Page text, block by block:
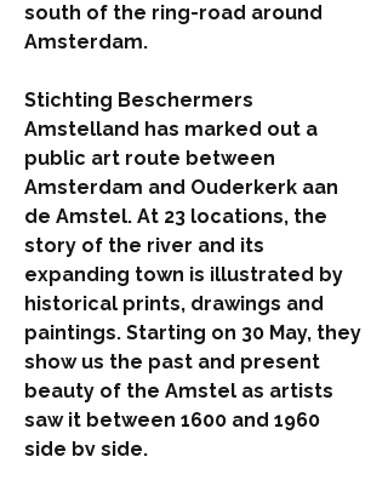
south of the ring-road around
Amsterdam.
Stichting Beschermers
Amstelland has marked out a
public art route between
Amsterdam and Ouderkerk aan
de Amstel. At 23 locations, the
story of the river and its
expanding town is illustrated by
historical prints, drawings and
paintings. Starting on 30 May, they
show us the past and present
beauty of the Amstel as artists
saw it between 1600 and 1960
side by side.